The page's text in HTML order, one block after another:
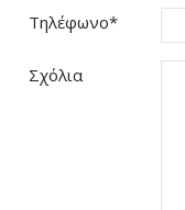
Τηλέφωνο*
Σχόλια